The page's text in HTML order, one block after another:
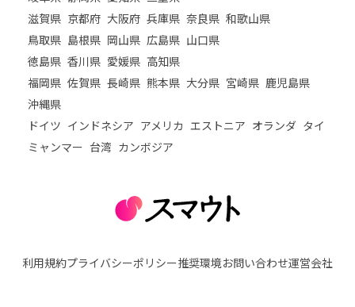
滋賀県 京都府 大阪府 兵庫県 奈良県 和歌山県
鳥取県 島根県 岡山県 広島県 山口県
徳島県 香川県 愛媛県 高知県
福岡県 佐賀県 長崎県 熊本県 大分県 宮崎県 鹿児島県
沖縄県
ドイツ インドネシア アメリカ エストニア オランダ タイ
ミャンマー 台湾 カンボジア
利用規約プライバシーポリシー推奨環境お問い合わせ運営会社